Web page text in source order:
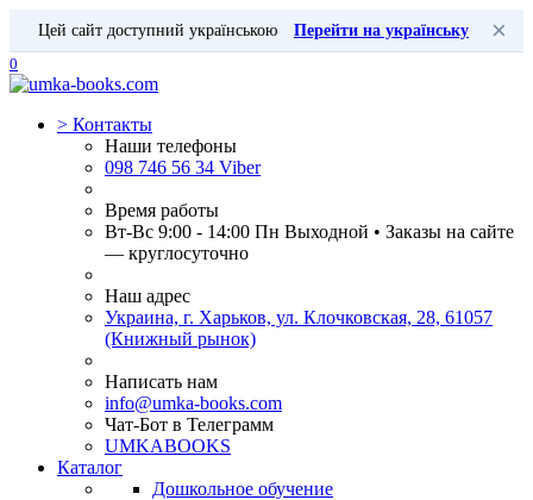
Цей сайт доступний українською Перейти на українську ×
0
> Контакты
Наши телефоны
098 746 56 34 Viber
Время работы
Вт-Вс 9:00 - 14:00 Пн Выходной • Заказы на сайте
— круглосуточно
Наш адрес
Украина, г. Харьков, ул. Клочковская, 28, 61057
(Книжный рынок)
Написать нам
info@umka-books.com
Чат-Бот в Телеграмм
UMKABOOKS
Каталог
Дошкольное обучение